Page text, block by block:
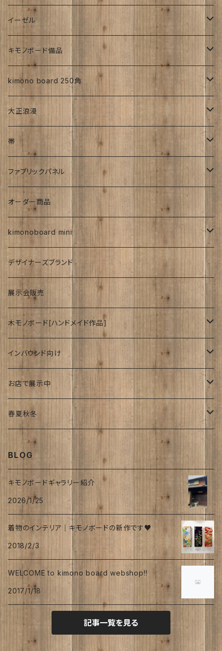
帯
昭和初期S25年前
お花
ち江すさん
詩入り
沖縄：カタチキ
愛知:アイヒラコ
伊藤瑞賢氏
雑誌
CLasism
イーゼル
27ｃｍサイズから上
キモノボード備品
イーゼル
文字入れ
伊藤髄賢氏
風呂敷
強力磁石内臓
時計
kimono board 250角
平成着物
ろうけつ染め
昭和中期の着物
お召
大正浪漫
アンティーク
ユーモア
帯
アンティーク
お祝い
ファブリックパネル
着物柄
紅型
オーダー商品
kimonoboard mini
絹
波
デザイナーズブランド
展示会販売
木モノボード[ハンドメイド作品]
ゆーかり
リース
おぶじぇ
ドッグウェアー
キモノ
フーケ｜上着
インバウンド向け
海外
Japanese style
お店で展示中
リ・マテリアルさん
join lotus coffee さん
たまゆらさん
春夏秋冬
夏
波
涼
海
トロピカル
オリーブ
秋
BLOG
キモノボードギャラリー紹介
2026/1/25
着物のインテリア｜キモノボードの新作です♥
2018/2/3
WELCOME to kimono board webshop!!
2017/1/18
記事一覧を見る